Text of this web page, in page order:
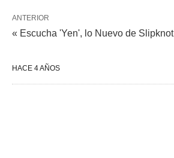
ANTERIOR
« Escucha 'Yen', lo Nuevo de Slipknot
HACE 4 AÑOS